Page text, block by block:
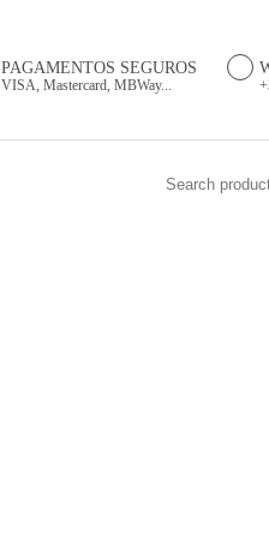
PAGAMENTOS SEGUROS
VISA, Mastercard, MBWay...